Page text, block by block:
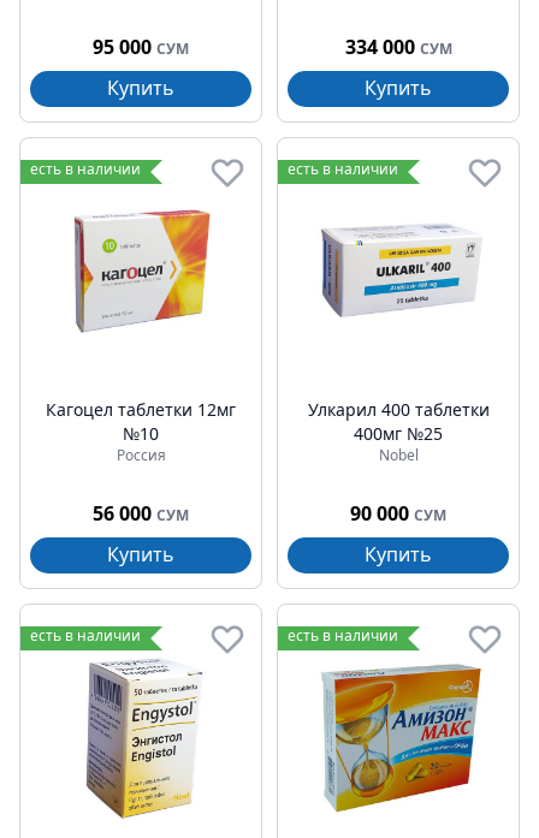
95 000 СУМ
Купить
334 000 СУМ
Купить
есть в наличии
Кагоцел таблетки 12мг
№10
Россия
56 000 СУМ
Купить
есть в наличии
Улкарил 400 таблетки
400мг №25
Nobel
90 000 СУМ
Купить
есть в наличии есть в наличии